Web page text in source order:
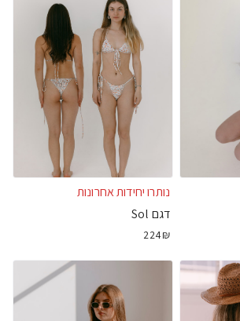
נותרו יחידות אחרונות
דגם Sol
224₪